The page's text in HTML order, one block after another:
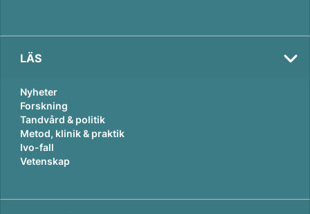
LÄS
Nyheter
Forskning
Tandvård & politik
Metod, klinik & praktik
Ivo-fall
Vetenskap